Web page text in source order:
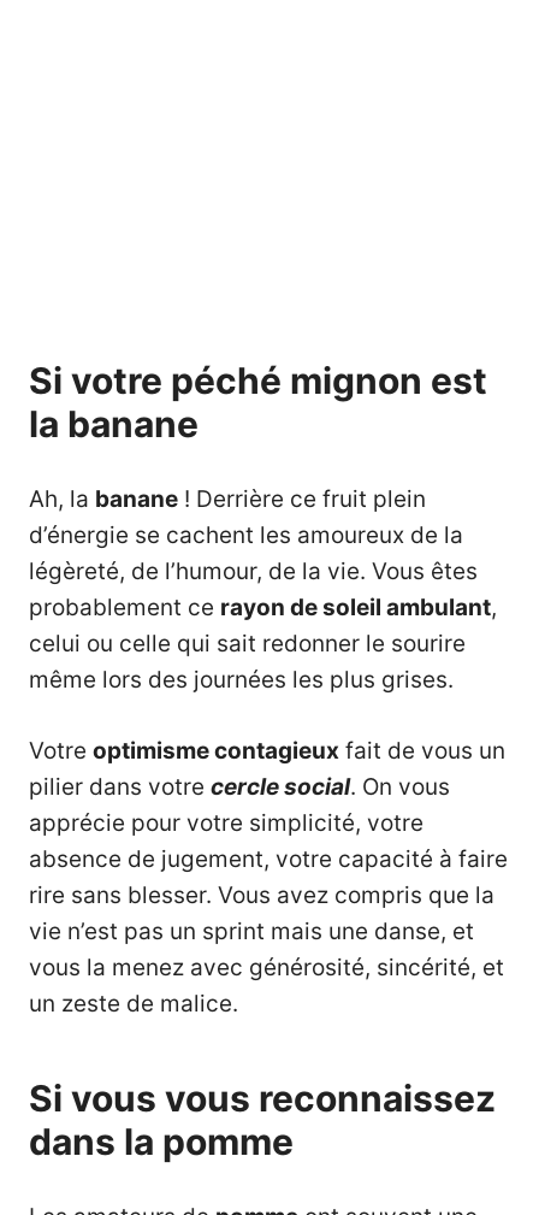
Si votre péché mignon est
la banane
Ah, la banane ! Derrière ce fruit plein
d’énergie se cachent les amoureux de la
légèreté, de l’humour, de la vie. Vous êtes
probablement ce rayon de soleil ambulant,
celui ou celle qui sait redonner le sourire
même lors des journées les plus grises.
Votre optimisme contagieux fait de vous un
pilier dans votre cercle social. On vous
apprécie pour votre simplicité, votre
absence de jugement, votre capacité à faire
rire sans blesser. Vous avez compris que la
vie n’est pas un sprint mais une danse, et
vous la menez avec générosité, sincérité, et
un zeste de malice.
Si vous vous reconnaissez
dans la pomme